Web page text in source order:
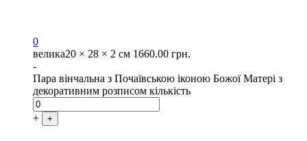
0
велика20 × 28 × 2 см 1660.00 грн.
-
Пара вінчальна з Почаївською іконою Божої Матері з
декоративним розписом кількість
+ +